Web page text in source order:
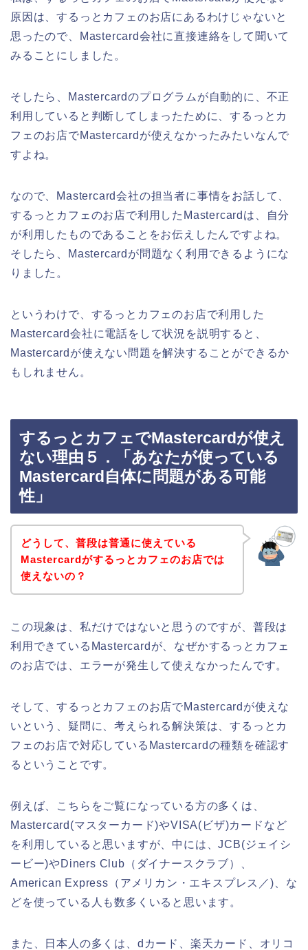
原因は、するっとカフェのお店にあるわけじゃないと
思ったので、Mastercard会社に直接連絡をして聞いて
みることにしました。
そしたら、Mastercardのプログラムが自動的に、不正
利用していると判断してしまったために、するっとカ
フェのお店でMastercardが使えなかったみたいなんで
すよね。
なので、Mastercard会社の担当者に事情をお話して、
するっとカフェのお店で利用したMastercardは、自分
が利用したものであることをお伝えしたんですよね。
そしたら、Mastercardが問題なく利用できるようにな
りました。
というわけで、するっとカフェのお店で利用した
Mastercard会社に電話をして状況を説明すると、
Mastercardが使えない問題を解決することができるか
もしれません。
するっとカフェでMastercardが使え
ない理由５．「あなたが使っている
Mastercard自体に問題がある可能
性」
どうして、普段は普通に使えている
Mastercardがするっとカフェのお店では
使えないの？
この現象は、私だけではないと思うのですが、普段は
利用できているMastercardが、なぜかするっとカフェ
のお店では、エラーが発生して使えなかったんです。
そして、するっとカフェのお店でMastercardが使えな
いという、疑問に、考えられる解決策は、するっとカ
フェのお店で対応しているMastercardの種類を確認す
るということです。
例えば、こちらをご覧になっている方の多くは、
Mastercard(マスターカード)やVISA(ビザ)カードなど
を利用していると思いますが、中には、JCB(ジェイシ
ービー)やDiners Club（ダイナースクラブ）、
American Express（アメリカン・エキスプレス／)、な
どを使っている人も数多くいると思います。
また、日本人の多くは、dカード、楽天カード、オリコ